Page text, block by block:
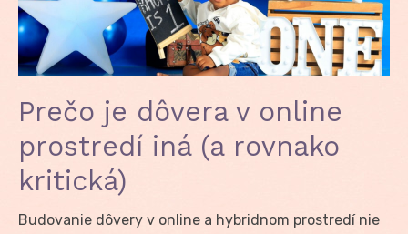
Prečo je dôvera v online
prostredí iná (a rovnako
kritická)
Budovanie dôvery v online a hybridnom prostredí nie